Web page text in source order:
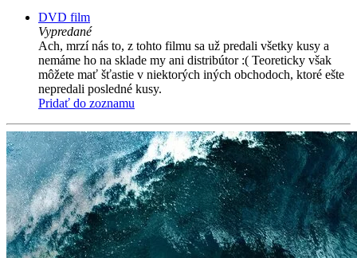
DVD film
Vypredané
Ach, mrzí nás to, z tohto filmu sa už predali všetky kusy a
nemáme ho na sklade my ani distribútor :( Teoreticky však
môžete mať šťastie v niektorých iných obchodoch, ktoré ešte
nepredali posledné kusy.
Pridať do zoznamu